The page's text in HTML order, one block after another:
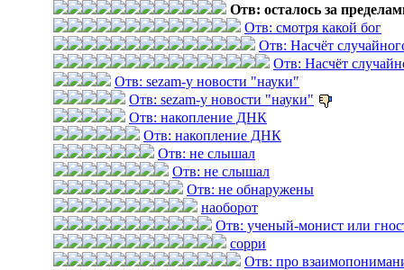
Отв: осталось за
Отв: смотря какой бог
Отв: Насчёт
Отв: Насчёт
Отв: sezam-у новости "науки"
Отв: sezam-у новости "науки"
Отв: накопление ДНК
Отв: накопление ДНК
Отв: не слышал
Отв: не слышал
Отв: не обнаружены
наоборот
Отв: ученый-монист или
сорри
Отв: про